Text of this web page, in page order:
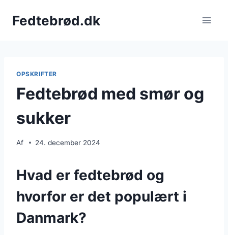
Fedtebrød.dk
OPSKRIFTER
Fedtebrød med smør og
sukker
Af 24. december 2024
Hvad er fedtebrød og
hvorfor er det populært i
Danmark?